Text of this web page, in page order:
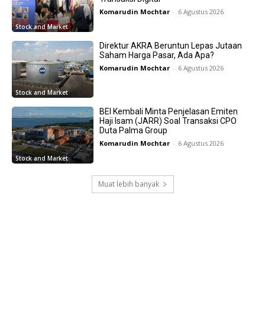
Stock and Market
Komarudin Mochtar - 6 Agustus 2026
Stock and Market
Direktur AKRA Beruntun Lepas Jutaan
Saham Harga Pasar, Ada Apa?
Komarudin Mochtar - 6 Agustus 2026
Stock and Market
BEI Kembali Minta Penjelasan Emiten
Haji Isam (JARR) Soal Transaksi CPO
Duta Palma Group
Komarudin Mochtar - 6 Agustus 2026
Muat lebih banyak